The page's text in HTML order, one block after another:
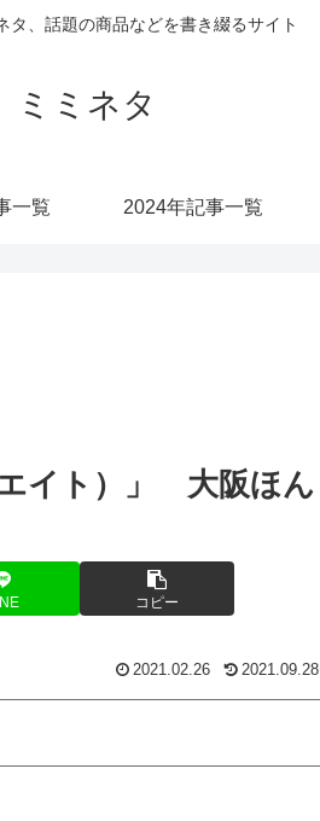
タ、話題の商品などを書き綴るサイト
ミミネタ
一覧 2024年記事一覧
イト）」 大阪ほん
コピー
2021.02.26 2021.09.28